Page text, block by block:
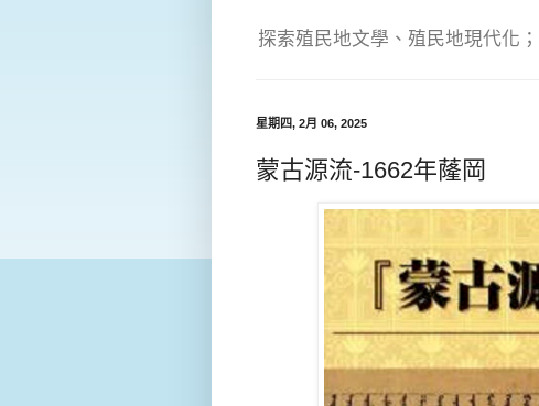
探索殖民地文學、殖民地現代化
星期四, 2月 06, 2025
蒙古源流-1662年蕯岡